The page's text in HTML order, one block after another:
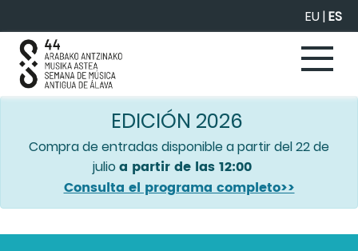
EU|ES
EDICIÓN 2026
Compra de entradas disponible a partir del 22 de
julio a partir de las 12:00
Consulta el programa completo>>